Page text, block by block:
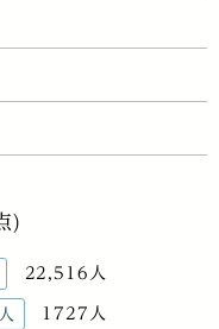
)
22,516人
1727人